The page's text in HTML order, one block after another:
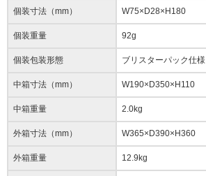
個装寸法（mm） W75×D28×H180
個装重量 92g
個装包装形態 ブリスターパック仕様
中箱寸法（mm） W190×D350×H110
中箱重量 2.0kg
外箱寸法（mm） W365×D390×H360
外箱重量 12.9kg